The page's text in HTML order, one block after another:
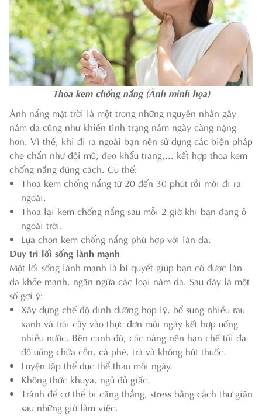
Thoa kem chống nắng (Ảnh minh họa)
Ánh nắng mặt trời là một trong những nguyên nhân gây
nám da cũng như khiến tình trạng nám ngày càng nặng
hơn. Vì thế, khi đi ra ngoài bạn nên sử dụng các biện pháp
che chắn như đội mũ, đeo khẩu trang,... kết hợp thoa kem
chống nắng đúng cách. Cụ thể:
Thoa kem chống nắng từ 20 đến 30 phút rồi mới đi ra
ngoài.
Thoa lại kem chống nắng sau mỗi 2 giờ khi bạn đang ở
ngoài trời.
Lựa chọn kem chống nắng phù hợp với làn da.
Duy trì lối sống lành mạnh
Một lối sống lành mạnh là bí quyết giúp bạn có được làn
da khỏe mạnh, ngăn ngừa các loại nám da. Sau đây là một
số gợi ý:
Xây dựng chế độ dinh dưỡng hợp lý, bổ sung nhiều rau
xanh và trái cây vào thực đơn mỗi ngày kết hợp uống
nhiều nước. Bên cạnh đó, các nàng nên hạn chế tối đa
đồ uống chứa cồn, cà phê, trà và không hút thuốc.
Luyện tập thể dục thể thao mỗi ngày.
Không thức khuya, ngủ đủ giấc.
Tránh để cơ thể bị căng thẳng, stress bằng cách thư giãn
sau những giờ làm việc.